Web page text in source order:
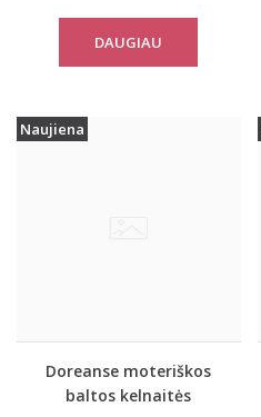
DAUGIAU
Naujiena
Doreanse moteriškos
baltos kelnaitės